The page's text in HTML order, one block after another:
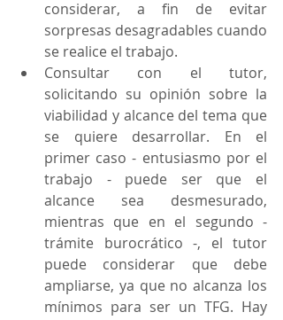
considerar, a fin de evitar
sorpresas desagradables cuando
se realice el trabajo.
Consultar con el tutor,
solicitando su opinión sobre la
viabilidad y alcance del tema que
se quiere desarrollar. En el
primer caso - entusiasmo por el
trabajo - puede ser que el
alcance sea desmesurado,
mientras que en el segundo -
trámite burocrático -, el tutor
puede considerar que debe
ampliarse, ya que no alcanza los
mínimos para ser un TFG. Hay